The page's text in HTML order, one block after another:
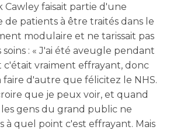
Cawley faisait partie d'une
patients à être traités dans le
modulaire et ne tarissait pas
: « J'ai été aveugle pendant
c'était vraiment effrayant, donc
faire d'autre que félicitez le NHS.
que je peux voir, et quand
les gens du grand public ne
à quel point c'est effrayant. Mais